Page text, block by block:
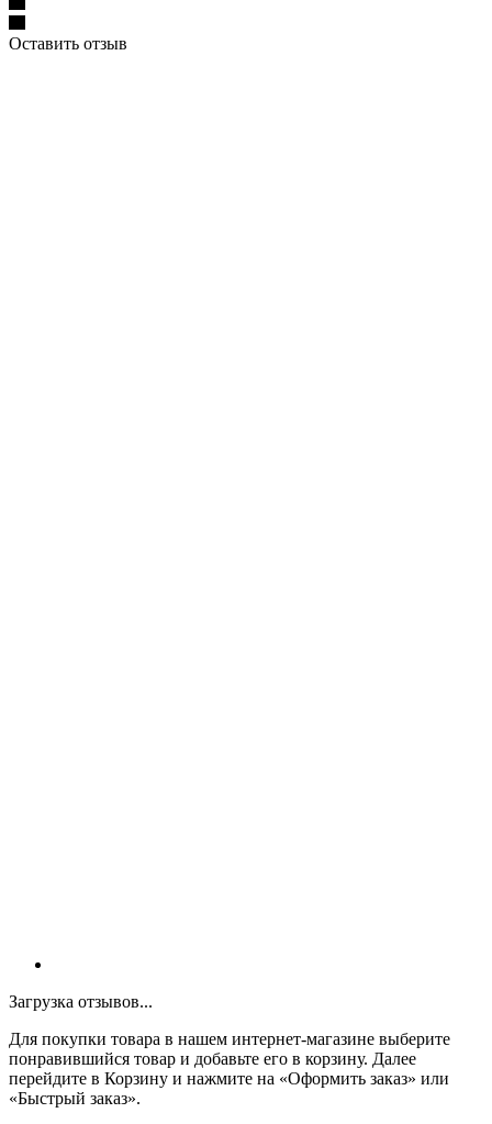
Оставить отзыв
Загрузка отзывов...
Для покупки товара в нашем интернет-магазине выберите
понравившийся товар и добавьте его в корзину. Далее
перейдите в Корзину и нажмите на «Оформить заказ» или
«Быстрый заказ».